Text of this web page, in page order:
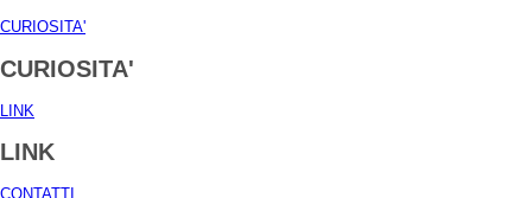
CURIOSITA'
CURIOSITA'
LINK
LINK
CONTATTI